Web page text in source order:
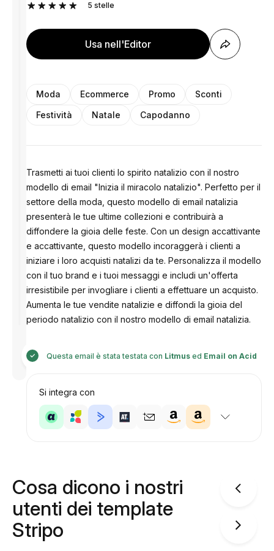
da
5 stelle
Usa nell'Editor
Moda Ecommerce Promo
Sconti
Festività
Natale Capodanno
Trasmetti ai tuoi clienti lo spirito natalizio con il nostro
modello di email "Inizia il miracolo natalizio". Perfetto per il
settore della moda, questo modello di email natalizia
presenterà le tue ultime collezioni e contribuirà a
diffondere la gioia delle feste. Con un design accattivante
e accattivante, questo modello incoraggerà i clienti a
iniziare i loro acquisti natalizi da te. Personalizza il modello
con il tuo brand e i tuoi messaggi e includi un'offerta
irresistibile per invogliare i clienti a effettuare un acquisto.
Aumenta le tue vendite natalizie e diffondi la gioia del
periodo natalizio con il nostro modello di email natalizia.
Questa email è stata testata con Litmus ed Email on Acid
Si integra con
Cosa dicono i nostri
utenti dei template
Stripo